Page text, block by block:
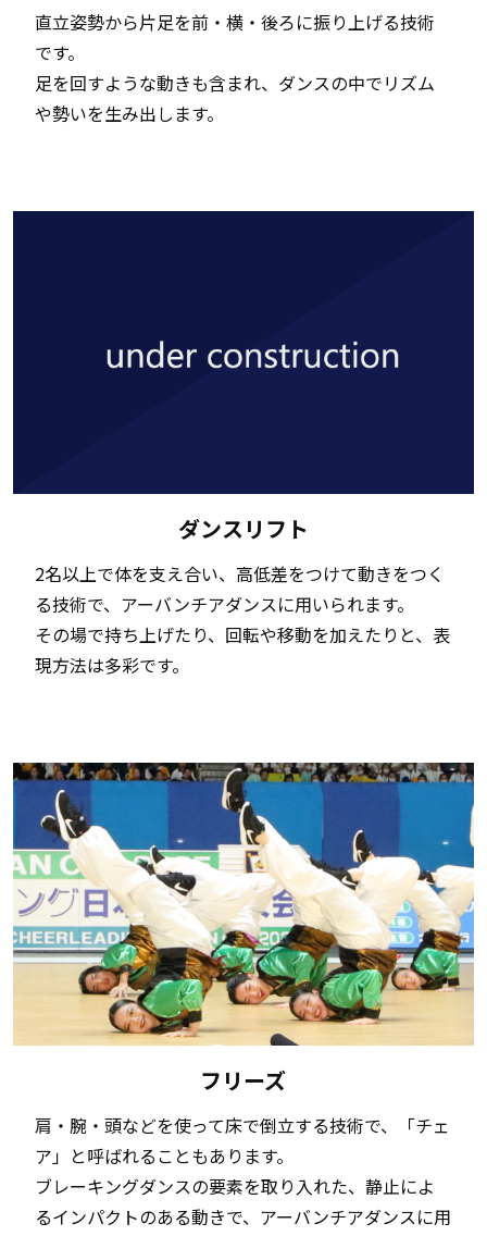
直立姿勢から片足を前・横・後ろに振り上げる技術
です。
足を回すような動きも含まれ、ダンスの中でリズム
や勢いを生み出します。
ダンスリフト
2名以上で体を支え合い、高低差をつけて動きをつく
る技術で、アーバンチアダンスに用いられます。
その場で持ち上げたり、回転や移動を加えたりと、表
現方法は多彩です。
フリーズ
肩・腕・頭などを使って床で倒立する技術で、「チェ
ア」と呼ばれることもあります。
ブレーキングダンスの要素を取り入れた、静止によ
るインパクトのある動きで、アーバンチアダンスに用